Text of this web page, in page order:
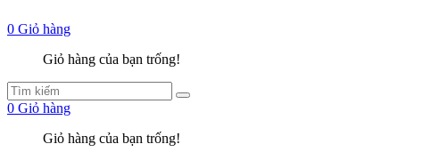
0 Giỏ hàng
Giỏ hàng của bạn trống!
0 Giỏ hàng
Giỏ hàng của bạn trống!